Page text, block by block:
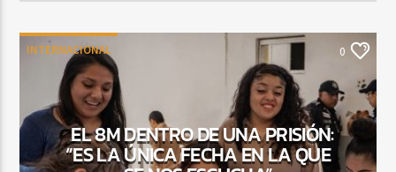
INTERNACIONAL 0
EL 8M DENTRO DE UNA PRISIÓN:
“ES LA ÚNICA FECHA EN LA QUE